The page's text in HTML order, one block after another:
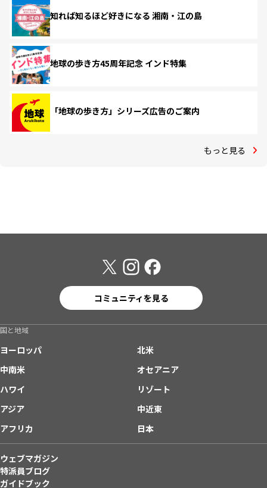
知れば知るほど好きになる 湘南・江の島
地球の歩き方45周年記念 インド特集
「地球の歩き方」シリーズ広告のご案内
もっと見る
コミュニティを見る
国と地域
ヨーロッパ
北米
中南米
オセアニア
ハワイ
リゾート
アジア
中近東
アフリカ
日本
ウェブマガジン
特派員ブログ
ガイドブック